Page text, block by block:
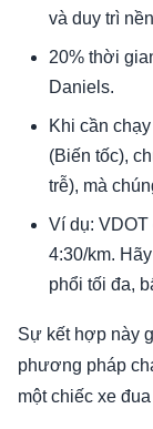
và duy trì
20% thời
Daniels.
Khi cần
(Biến tốc),
trễ), mà
Ví dụ: VDOT
4:30/km.
phổi tối đa,
Sự kết hợp này
phương pháp
một chiếc xe